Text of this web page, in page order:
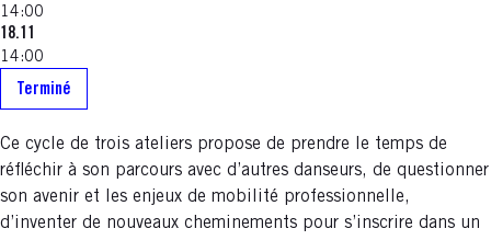
14:00
18.11
14:00
Terminé
Ce cycle de trois ateliers propose de prendre le temps de
réfléchir à son parcours avec d’autres danseurs, de questionner
son avenir et les enjeux de mobilité professionnelle,
d’inventer de nouveaux cheminements pour s’inscrire dans un